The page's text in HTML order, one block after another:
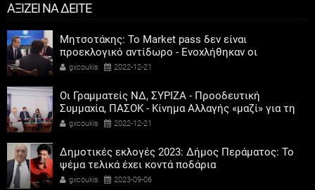
ΑΞΙΖΕΙ ΝΑ ΔΕΙΤΕ
Μητσοτάκης: Το Market pass δεν είναι
προεκλογικό αντίδωρο - Ενοχλήθηκαν οι
αριστεροί του χαβιαριού
gxcoukis 2022-12-21
Οι Γραμματείς ΝΔ, ΣΥΡΙΖΑ - Προοδευτική
Συμμαχία, ΠΑΣΟΚ - Κίνημα Αλλαγής «μαζί» για τη
συμμετοχή των γυναικών στην πολιτική
gxcoukis 2022-12-21
Δημοτικές εκλογές 2023: Δήμος Περάματος: Το
ψέμα τελικά έχει κοντά ποδάρια
gxcoukis 2023-09-06